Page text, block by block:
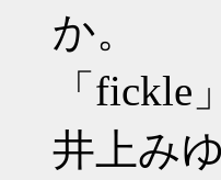
か。
「
井上み